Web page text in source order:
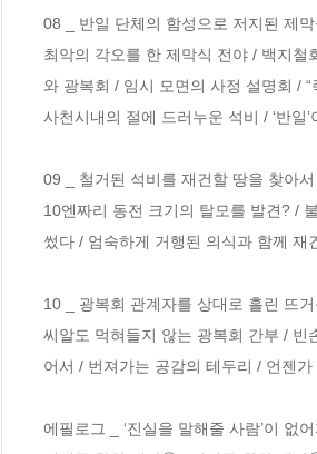
08 _ 반일 단체의 함성으로 저지된 제막
최악의 각오를 한 제막식 전야 / 백지철
와 광복회 / 임시 모면의 사정 설명회 / “
사천시내의 절에 드러누운 석비 / ‘반일
09 _ 철거된 석비를 재건할 땅을 찾아서
10엔짜리 동전 크기의 탈모를 발견? /
썼다 / 엄숙하게 거행된 의식과 함께
10 _ 광복회 관계자를 상대로 흘린 뜨
씨알도 먹혀들지 않는 광복회 간부 /
어서 / 번져가는 공감의 테두리 / 언젠
에필로그 _ ‘진실을 말해줄 사람’이 없